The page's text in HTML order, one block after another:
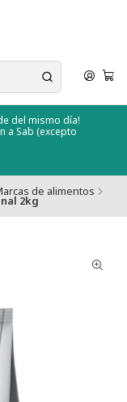
del mismo día!
a Sab (excepto
de alimentos
2kg